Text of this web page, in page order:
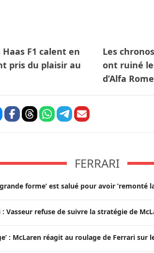
F1 calent en
pris du plaisir au
Les
ont ruiné
d’Alfa
FERRARI
forme’ est salué pour avoir ’remonté
Vasseur refuse de suivre la stratégie de
: McLaren réagit au roulage de Ferrari sur